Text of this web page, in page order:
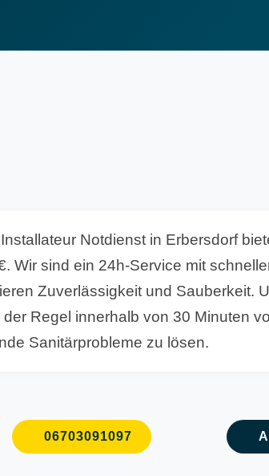
Notdienst in Erbersdorf
Wir sind ein 24h-Service mit
Zuverlässigkeit und Sauberkeit.
der Regel innerhalb von 30 Minuten
Sanitärprobleme zu lösen.
06703091097